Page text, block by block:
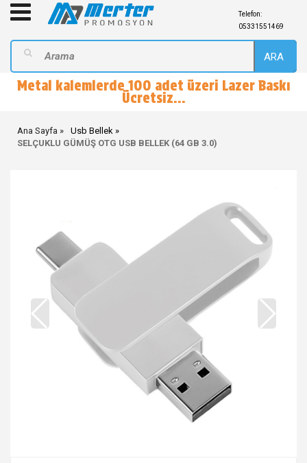
Telefon:
05331551469
ARA
Metal kalemlerde 100 adet üzeri Lazer Baskı
Ücretsiz...
Ana Sayfa
Usb Bellek
SELÇUKLU GÜMÜŞ OTG USB BELLEK (64 GB 3.0)